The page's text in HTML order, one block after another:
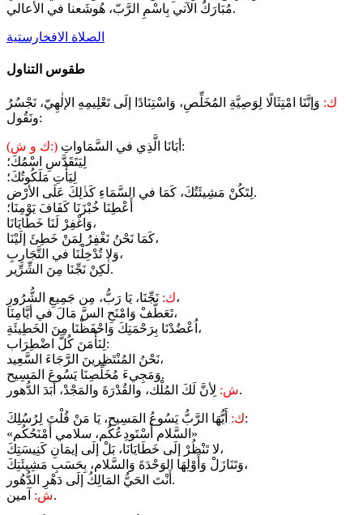
مُبَارَكٌ الآتي بِاسْمِ الرَّبّ، هُوشَعنا في الأعالي.
الصلاة الافخارستية
طقوس التناول
ك: وَإنَّنَا امْتِثَالًا لِوَصِيَّةِ المُخَلِّصِ، وَاسْتِنَادًا إلَى تَعْلِيمِهِ الإلٰهِيّ، نَجْسُرُ
ونَقُول:
(ك و ش:)
أبَانَا الَّذِي في السَّمَاواتِ:
لِيَتَقَدَّسِ اسْمُكَ؛
لِيَأْتِ مَلَكُوتُكَ؛
لِتَكُنْ مَشِيئَتُكَ، كَمَا في السَّمَاءِ كَذٰلِكَ عَلَى الأرْض.
أَعْطِنَا خُبْزَنَا كَفَافَ يَوْمِنَا؛
وَاغْفِرْ لَنَا خَطَايَانَا،
كَمَا نَحْنُ نَغْفِرُ لِمَنْ خَطِئَ إلَيْنَا،
وَلا تُدْخِلْنَا في التَّجَارِبِ،
لٰكِنْ نَجِّنَا مِنَ الشِّرِّير.
ك:نَجِّنَا، يَا رَبُّ، مِن جَمِيعِ الشُّرُورِ،
تَعَطَّفْ وَامْنَحِ السَّ مَالَ في أيَّامِنَا،
اُعْضُدْنَا بِرَحْمَتِكَ وَاحْفَظْنَا مِنَ الخَطِيئَةِ،
لِنَأْمَنَ كُلَّ اضْطِرَاب:
نَحْنُ المُنْتَظِرينَ الرَّجَاءَ السَّعِيد،
وَمَجِيءَ مُخَلِّصِنَا يَسُوعَ المَسِيح.
ش:لِأنَّ لَكَ المُلْك، والقُدْرَةَ والمَجْدْ، أبَدَ الدُّهور.
ك:أَيُّهَا الرَّبُّ يَسُوعُ المَسِيح، يَا مَنْ قُلْتَ لِرُسُلِكَ:
«السَّلام أَسْتَودِعُكُم، سلامي أَمْنَحُكُم»
لا تَنْظُرْ إلَى خَطَايَانَا، بَلْ إلَى إيمَانِ كَنِيسَتِكَ،
وَتَنَازَلْ وَأَوْلِهَا الوَحْدَةَ وَالسَّلام، بِحَسَبِ مَشِيئَتِكَ،
أَنْتَ الحَيُّ المَالِكُ إلَى دَهْرِ الدُّهُور.
ش:آمين.